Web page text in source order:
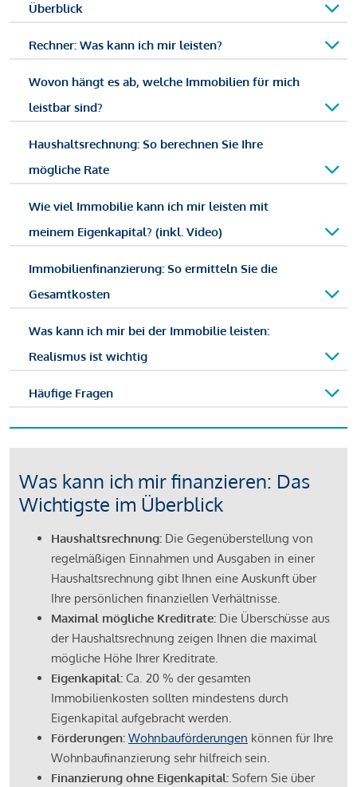
Überblick
Rechner: Was kann ich mir leisten?
Wovon hängt es ab, welche Immobilien für mich
leistbar sind?
Haushaltsrechnung: So berechnen Sie Ihre
mögliche Rate
Wie viel Immobilie kann ich mir leisten mit
meinem Eigenkapital? (inkl. Video)
Immobilienfinanzierung: So ermitteln Sie die
Gesamtkosten
Was kann ich mir bei der Immobilie leisten:
Realismus ist wichtig
Häufige Fragen
Was kann ich mir finanzieren: Das
Wichtigste im Überblick
Haushaltsrechnung: Die Gegenüberstellung von
regelmäßigen Einnahmen und Ausgaben in einer
Haushaltsrechnung gibt Ihnen eine Auskunft über
Ihre persönlichen finanziellen Verhältnisse.
Maximal mögliche Kreditrate: Die Überschüsse aus
der Haushaltsrechnung zeigen Ihnen die maximal
mögliche Höhe Ihrer Kreditrate.
Eigenkapital: Ca. 20 % der gesamten
Immobilienkosten sollten mindestens durch
Eigenkapital aufgebracht werden.
Förderungen: Wohnbauförderungen können für Ihre
Wohnbaufinanzierung sehr hilfreich sein.
Finanzierung ohne Eigenkapital: Sofern Sie über